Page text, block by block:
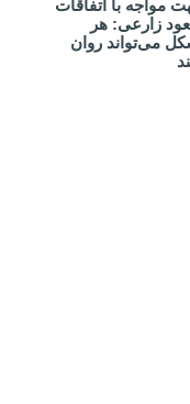
مواجه با اتفاقات
زارعی: هر
می‌تواند روان